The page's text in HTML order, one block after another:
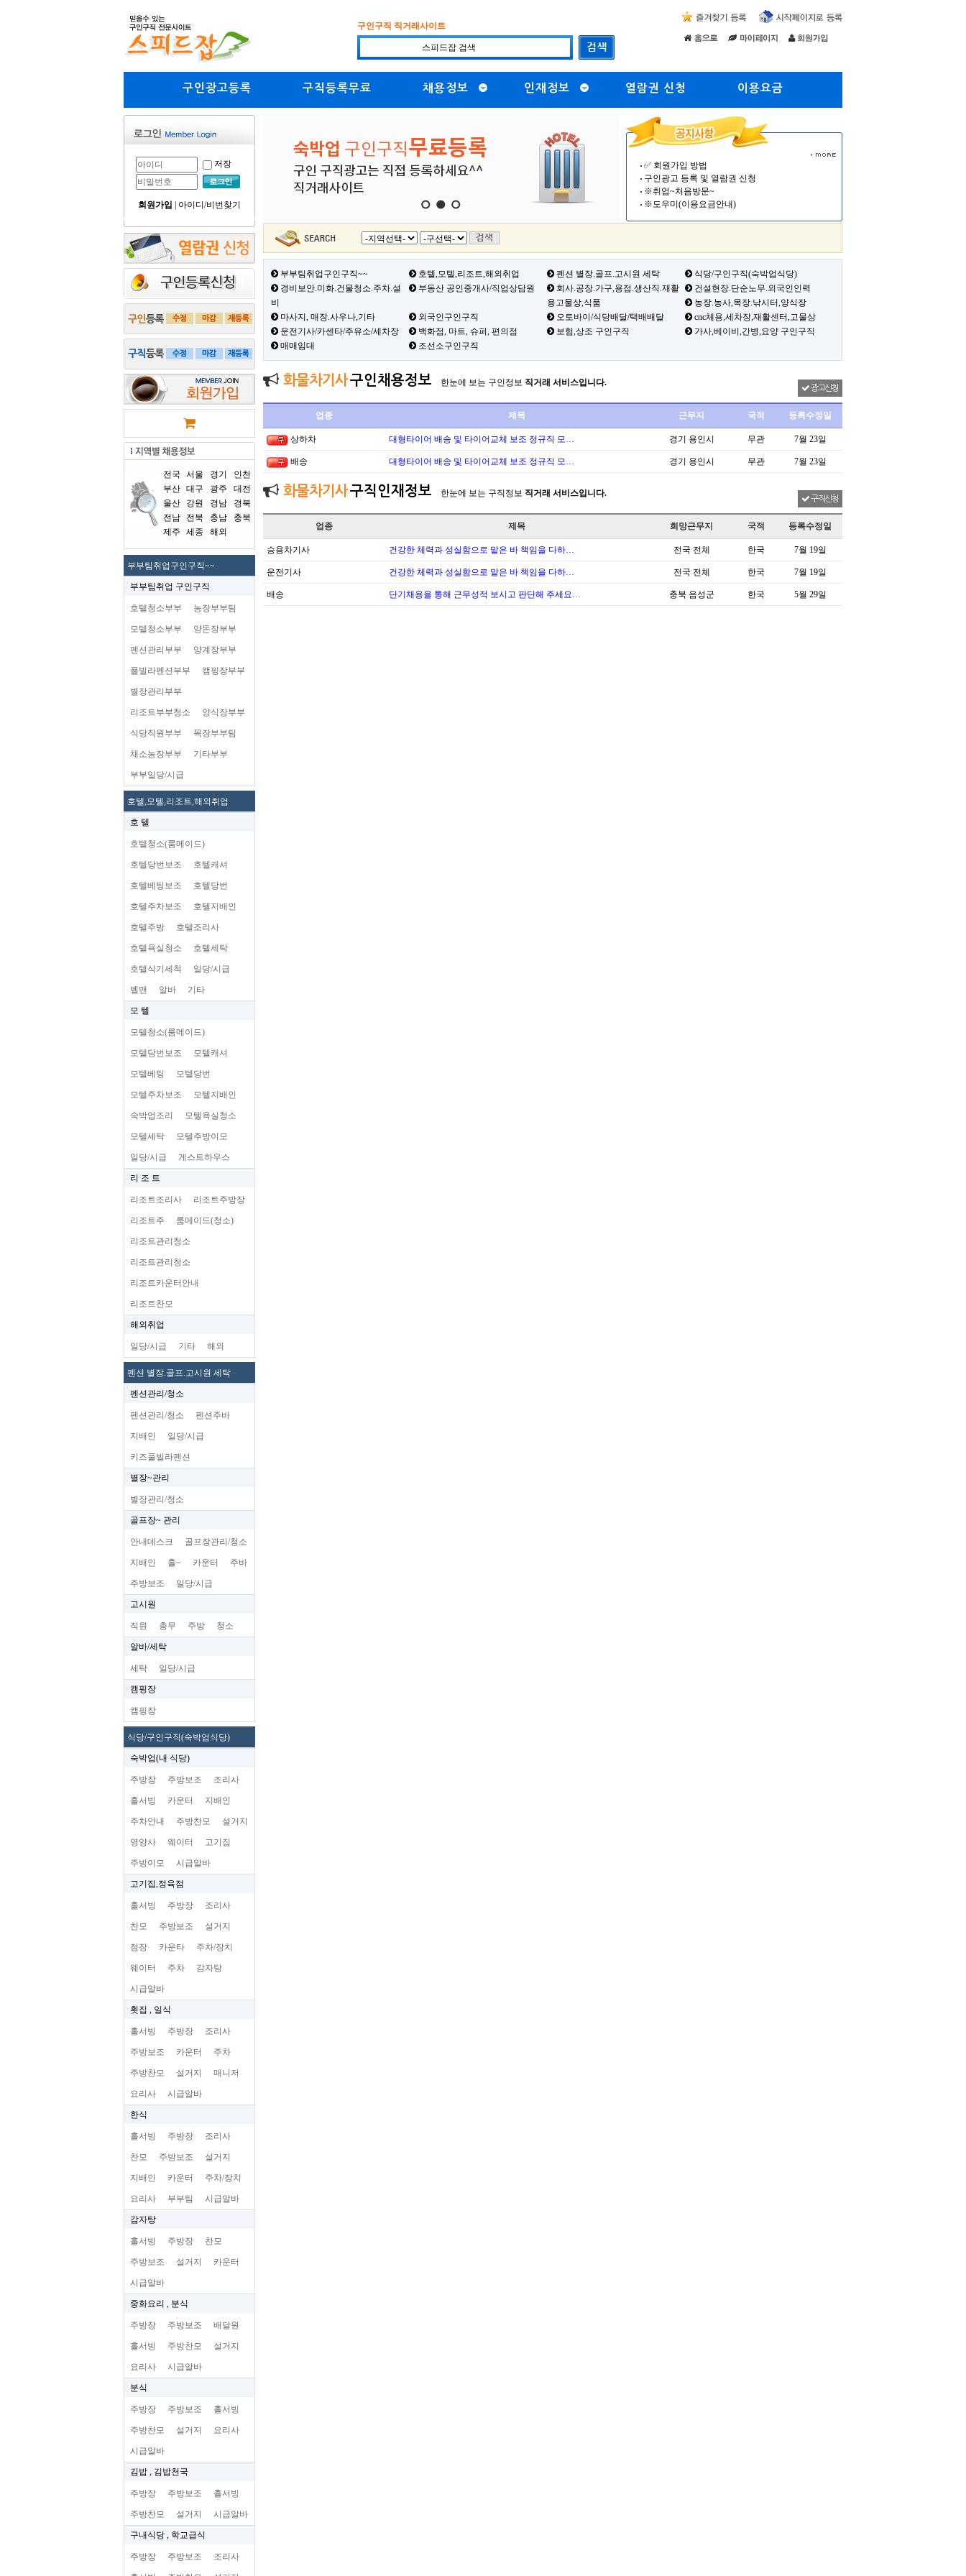
구인구직 직거래사이트
구인광고등록 구직등록무료 채용정보 인재정보 열람권 신청 이용요금
저장
회원가입 아이디/비번찾기
전국 서울 경기
인천
부산 대구 광주
대전
울산
강원 경남
경북
전남
전북 충남
충북
제주
세종 해외
부부팀취업구인구직~~
부부팀취업 구인구직
호텔청소부부 농장부부팀
모텔청소부부 양돈장부부
펜션관리부부 양계장부부
플빌라펜션부부 캠핑장부부
별장관리부부
리조트부부청소 양식장부부
식당직원부부 목장부부팀
채소농장부부 기타부부
부부일당/시급
호텔,모텔,리조트,해외취업
호 텔
호텔청소(룸메이드)
호텔당번보조 호텔캐셔
호텔베팅보조 호텔당번
호텔주차보조 호텔지배인
호텔주방 호텔조리사
호텔욕실청소 호텔세탁
호텔식기세척 일당/시급
벨맨 알바 기타
모 텔
모텔청소(룸메이드)
모텔당번보조 모텔캐셔
모텔베팅 모텔당번
모텔주차보조 모텔지배인
숙박업조리 모텔욕실청소
모텔세탁 모텔주방이모
일당/시급 게스트하우스
리 조 트
리조트조리사 리조트주방장
리조트주 룸메이드(청소)
리조트관리청소
리조트관리청소
리조트카운터안내
리조트찬모
해외취업
일당/시급 기타 해외
펜션 별장.골프.고시원 세탁
펜션관리/청소
펜션관리/청소 펜션주바
지배인 일당/시급
키즈풀빌라펜션
별장~관리
별장관리/청소
골프장~ 관리
안내데스크 골프장관리/청소
지배인 홀~ 카운터 주바
주방보조 일당/시급
고시원
직원 총무 주방 청소
알바/세탁
세탁 일당/시급
캠핑장
캠핑장
식당/구인구직(숙박업식당)
숙박업(내 식당)
주방장 주방보조 조리사
홀서빙 카운터 지배인
주차안내 주방찬모 설거지
영양사 웨이터 고기집
주방이모 시급알바
고기집,정육점
홀서빙 주방장 조리사
찬모 주방보조 설거지
점장 카운타 주차/장치
웨이터 주차 감자탕
시급알바
횟집 , 일식
홀서빙 주방장 조리사
주방보조 카운터 주차
주방찬모 설거지 매니저
요리사 시급알바
한식
홀서빙 주방장 조리사
찬모 주방보조 설거지
지배인 카운터 주차/장치
요리사 부부팀 시급알바
감자탕
홀서빙 주방장 찬모
주방보조 설거지 카운터
시급알바
중화요리 , 분식
주방장 주방보조 배달원
홀서빙 주방찬모 설거지
요리사 시급알바
분식
주방장 주방보조 홀서빙
주방찬모 설거지 요리사
시급알바
김밥 , 김밥천국
주방장 주방보조 홀서빙
주방찬모 설거지 시급알바
구내식당 , 학교급식
주방장 주방보조 조리사
✅ 회원가입 방법
구인광고 등록 및 열람권 신청
※취업~처음방문~
※도우미(이용요금안내)
부부팀취업구인구직~~ 호텔,모텔,리조트,해외취업 펜션 별장.골프.고시원 세탁
식당/구인구직(숙박업식당)
경비보안.미화.건물청소.주차.설
비
부동산 공인중개사/직업상담원
회사.공장.가구,용접.생산직.재활
용고물상,식품
건설현장.단순노무.외국인인력
농장.농사,목장.낚시터,양식장
마사지, 매장.사우나,기타
외국인구인구직 오토바이/식당배달/택배배달
cnc체용,세차장,재활센터,고물상
운전기사/카센타/주유소/세차장
백화점, 마트, 슈퍼, 편의점 보험,상조 구인구직
가사,베이비,간병,요양 구인구직
매매임대
조선소구인구직
화물차기사구인채용정보 한눈에 보는 구인정보 직거래 서비스입니다.
광고신청
업종 제목 근무지 국적 등록수정일
상하차 대형타이어 배송 및 타이어교체 보조 정규직 모… 경기 용인시 무관 7월 23일
배송 대형타이어 배송 및 타이어교체 보조 정규직 모… 경기 용인시 무관 7월 23일
화물차기사구직인재정보 한눈에 보는 구직정보 직거래 서비스입니다.
구직신청
업종 제목 희망근무지 국적 등록수정일
승용차기사 건강한 체력과 성실함으로 맡은 바 책임을 다하… 전국 전체 한국 7월 19일
운전기사 건강한 체력과 성실함으로 맡은 바 책임을 다하… 전국 전체 한국 7월 19일
배송 단기채용을 통해 근무성적 보시고 판단해 주세요… 충북 음성군 한국 5월 29일